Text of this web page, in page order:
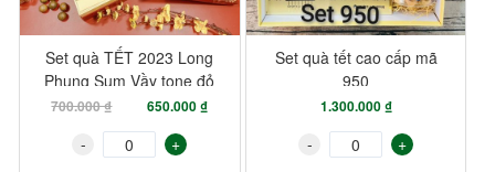
Set quà TẾT 2023 Long
Phụng Sum Vầy tone đỏ
700.000 ₫ 650.000 ₫
- +
Set quà tết cao cấp mã
950
1.300.000 ₫
- +